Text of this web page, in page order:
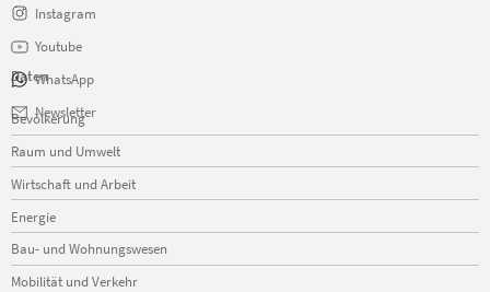
Instagram
Youtube
WhatsApp
Newsletter
Daten
Navigation
überspringen
Bevölkerung
Raum und Umwelt
Wirtschaft und Arbeit
Energie
Bau- und Wohnungswesen
Mobilität und Verkehr